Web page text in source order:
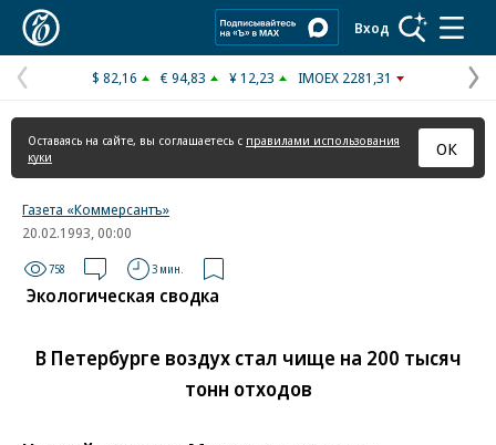
Вход
Предыдущая
страница
$ 82,16 € 94,83 ¥ 12,23 IMOEX 2281,31
Оставаясь на сайте, вы соглашаетесь с правилами использования
куки
ОК
Газета «Коммерсантъ»
20.02.1993, 00:00
758 3 мин.
Экологическая сводка
В Петербурге воздух стал чище на 200 тысяч
тонн отходов